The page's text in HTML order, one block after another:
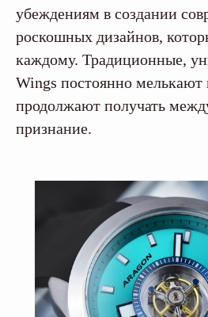
убеждениям в создании
роскошных дизайнов,
каждому. Традиционные,
Wings постоянно
продолжают получать
признание.